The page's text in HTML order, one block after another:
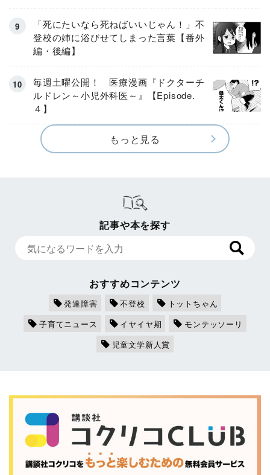
「死にたいなら死ねばいいじゃん！」不
登校の姉に浴びせてしまった言葉【番外
編・後編】
毎週土曜公開！ 医療漫画『ドクターチ
ルドレン～小児外科医～』【Episode.
４】
もっと見る
記事や本を探す
おすすめコンテンツ
発達障害 不登校
トットちゃん
子育てニュース
イヤイヤ期
モンテッソーリ
児童文学新人賞